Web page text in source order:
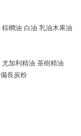
櫚油 白油 乳油木果油
加利精油 茶樹精油
長炭粉